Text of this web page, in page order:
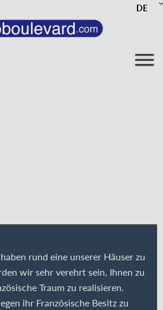
DE
rund eine unserer Häuser zu
wir sehr verehrt sein, Ihnen zu
Traum zu realisieren.
ihr Franzôsische Besitz zu